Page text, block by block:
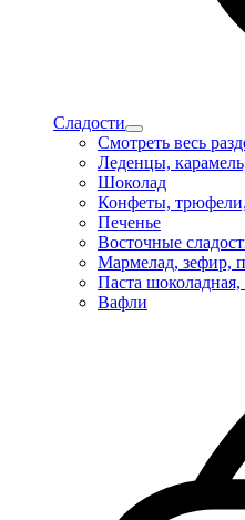
Сладости
Смотреть весь
Леденцы,
Шоколад
Конфеты,
Печенье
Восточные
Мармелад, зефир,
Паста шоколадная,
Вафли